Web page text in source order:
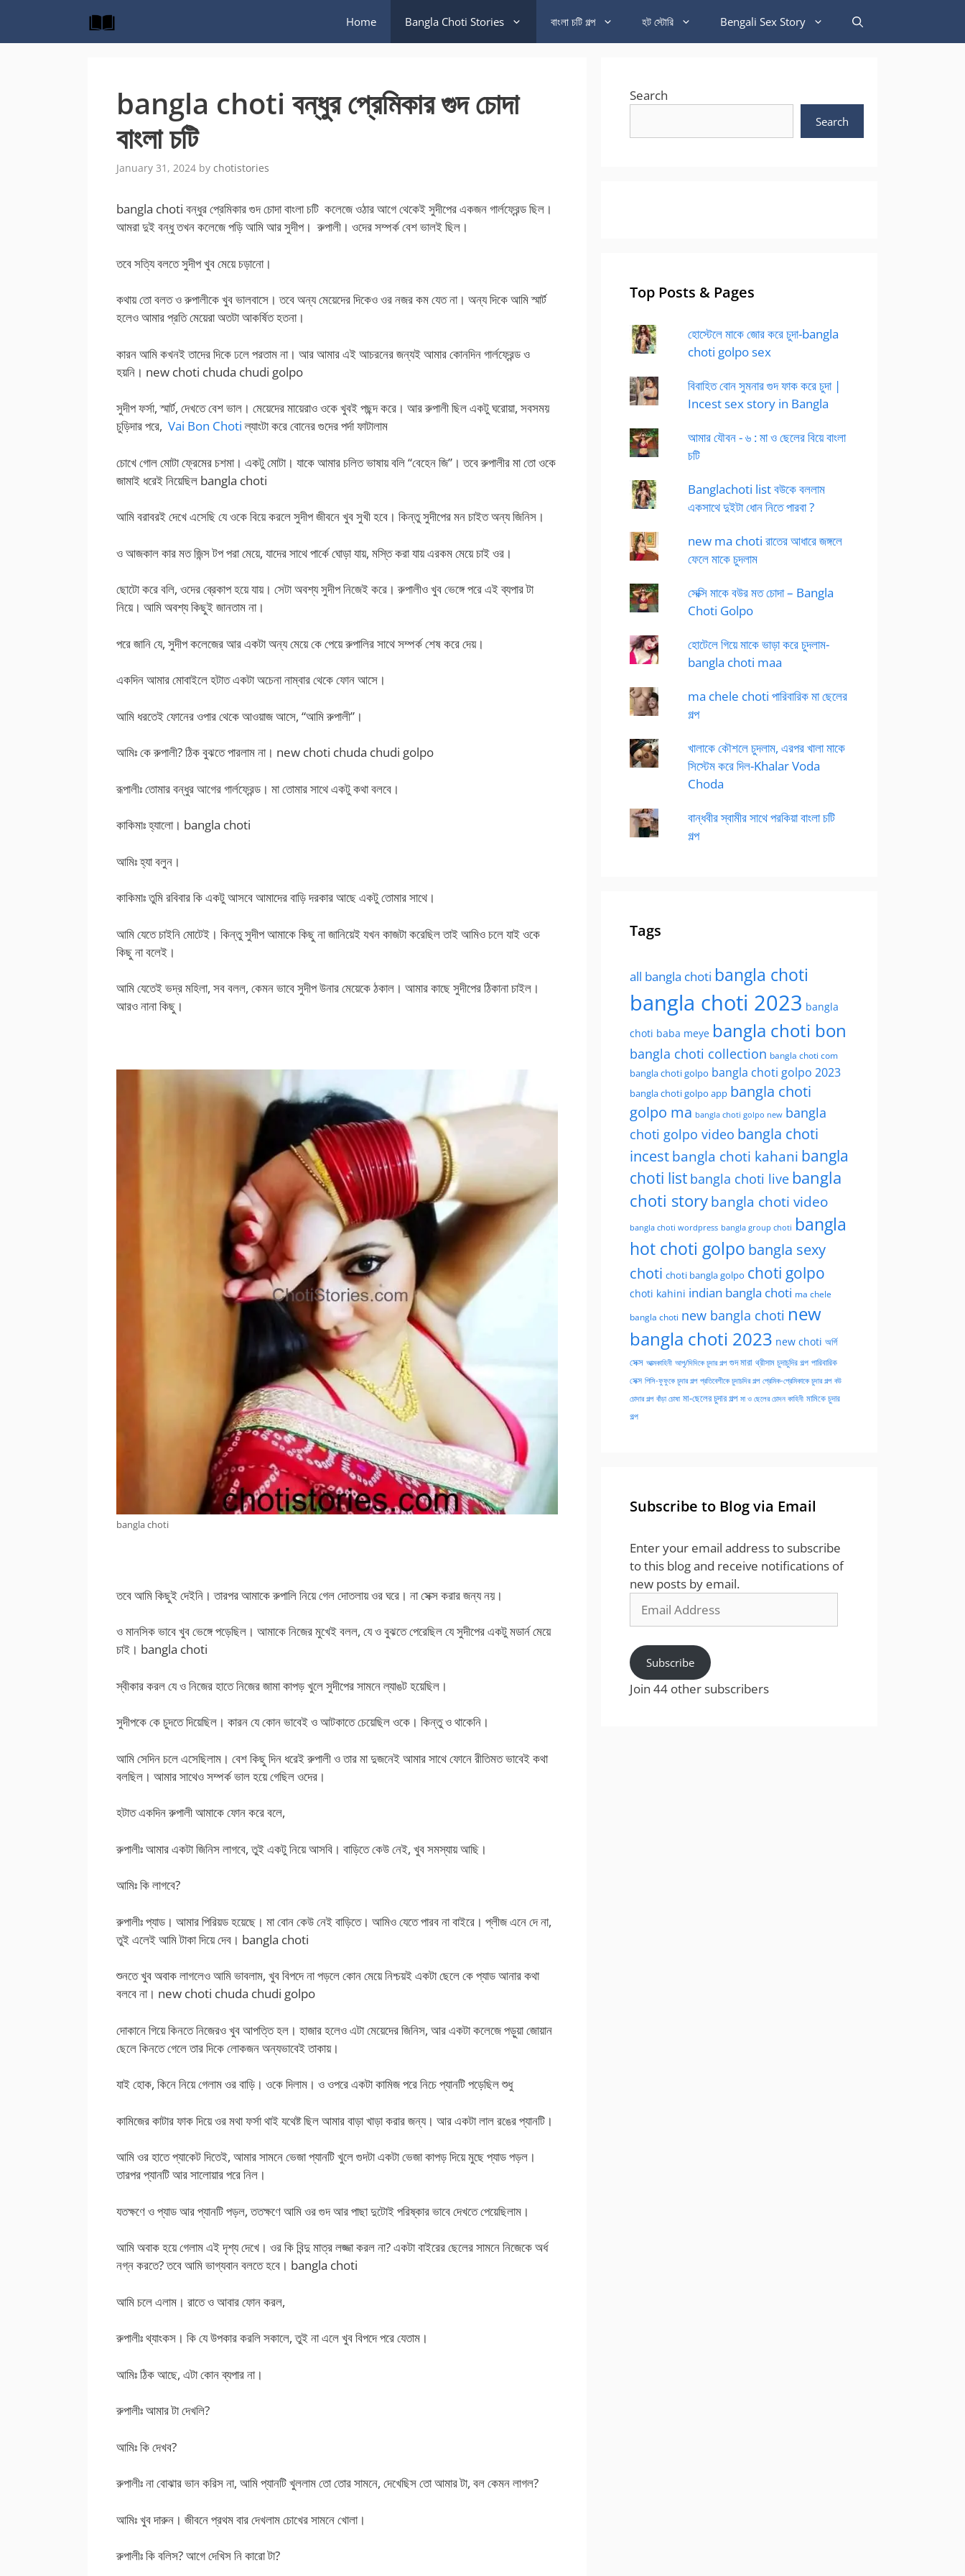
content
Home Bangla Choti Stories বাংলা চটি গল্প হট স্টোরি Bengali Sex Story
bangla choti বন্ধুর প্রেমিকার গুদ চোদা
বাংলা চটি
January 31, 2024 by chotistories
bangla choti বন্ধুর প্রেমিকার গুদ চোদা বাংলা চটি কলেজে ওঠার আগে থেকেই সুদীপের একজন গার্লফ্রেন্ড ছিল।
আমরা দুই বন্ধু তখন কলেজে পড়ি আমি আর সুদীপ। রুপালী। ওদের সম্পর্ক বেশ ভালই ছিল।
তবে সত্যি বলতে সুদীপ খুব মেয়ে চড়ানো।
কথায় তো বলত ও রুপালীকে খুব ভালবাসে। তবে অন্য মেয়েদের দিকেও ওর নজর কম যেত না। অন্য দিকে আমি স্মার্ট
হলেও আমার প্রতি মেয়েরা অতটা আকর্ষিত হতনা।
কারন আমি কখনই তাদের দিকে ঢলে পরতাম না। আর আমার এই আচরনের জন্যই আমার কোনদিন গার্লফ্রেন্ড ও
হয়নি। new choti chuda chudi golpo
সুদীপ ফর্সা, স্মার্ট, দেখতে বেশ ভাল। মেয়েদের মায়েরাও ওকে খুবই পছন্দ করে। আর রুপালী ছিল একটু ঘরোয়া, সবসময়
চুড়িদার পরে, Vai Bon Chotiল্যাংটা করে বোনের গুদের পর্দা ফাটালাম
চোখে গোল মোটা ফ্রেমের চশমা। একটু মোটা। যাকে আমার চলিত ভাষায় বলি “বেহেন জি”। তবে রুপালীর মা তো ওকে
জামাই ধরেই নিয়েছিল bangla choti
আমি বরাবরই দেখে এসেছি যে ওকে বিয়ে করলে সুদীপ জীবনে খুব সুখী হবে। কিন্তু সুদীপের মন চাইত অন্য জিনিস।
ও আজকাল কার মত জিন্স টপ পরা মেয়ে, যাদের সাথে পার্কে ঘোড়া যায়, মস্তি করা যায় এরকম মেয়ে চাই ওর।
ছোটো করে বলি, ওদের ব্রেকাপ হয়ে যায়। সেটা অবশ্য সুদীপ নিজেই করে। রুপালীও খুব ভেঙ্গে পরে এই ব্যপার টা
নিয়ে। আমি অবশ্য কিছুই জানতাম না।
পরে জানি যে, সুদীপ কলেজের আর একটা অন্য মেয়ে কে পেয়ে রুপালির সাথে সম্পর্ক শেষ করে দেয়।
একদিন আমার মোবাইলে হটাত একটা অচেনা নাম্বার থেকে ফোন আসে।
আমি ধরতেই ফোনের ওপার থেকে আওয়াজ আসে, “আমি রুপালী”।
আমিঃ কে রুপালী? ঠিক বুঝতে পারলাম না। new choti chuda chudi golpo
রূপালীঃ তোমার বন্ধুর আগের গার্লফ্রেন্ড। মা তোমার সাথে একটু কথা বলবে।
কাকিমাঃ হ্যালো। bangla choti
আমিঃ হ্যা বলুন।
কাকিমাঃ তুমি রবিবার কি একটু আসবে আমাদের বাড়ি দরকার আছে একটু তোমার সাথে।
আমি যেতে চাইনি মোটেই। কিন্তু সুদীপ আমাকে কিছু না জানিয়েই যখন কাজটা করেছিল তাই আমিও চলে যাই ওকে
কিছু না বলেই।
আমি যেতেই ভদ্র মহিলা, সব বলল, কেমন ভাবে সুদীপ উনার মেয়েকে ঠকাল। আমার কাছে সুদীপের ঠিকানা চাইল।
আরও নানা কিছু।
bangla choti
তবে আমি কিছুই দেইনি। তারপর আমাকে রুপালি নিয়ে গেল দোতলায় ওর ঘরে। না সেক্স করার জন্য নয়।
ও মানসিক ভাবে খুব ভেঙ্গে পড়েছিল। আমাকে নিজের মুখেই বলল, যে ও বুঝতে পেরেছিল যে সুদীপের একটু মডার্ন মেয়ে
চাই। bangla choti
স্বীকার করল যে ও নিজের হাতে নিজের জামা কাপড় খুলে সুদীপের সামনে ল্যাঙট হয়েছিল।
সুদীপকে কে চুদতে দিয়েছিল। কারন যে কোন ভাবেই ও আটকাতে চেয়েছিল ওকে। কিন্তু ও থাকেনি।
আমি সেদিন চলে এসেছিলাম। বেশ কিছু দিন ধরেই রুপালী ও তার মা দুজনেই আমার সাথে ফোনে রীতিমত ভাবেই কথা
বলছিল। আমার সাথেও সম্পর্ক ভাল হয়ে গেছিল ওদের।
হটাত একদিন রুপালী আমাকে ফোন করে বলে,
রুপালীঃ আমার একটা জিনিস লাগবে, তুই একটু নিয়ে আসবি। বাড়িতে কেউ নেই, খুব সমস্যায় আছি।
আমিঃ কি লাগবে?
রুপালীঃ প্যাড। আমার পিরিয়ড হয়েছে। মা বোন কেউ নেই বাড়িতে। আমিও যেতে পারব না বাইরে। প্লীজ এনে দে না,
তুই এলেই আমি টাকা দিয়ে দেব। bangla choti
শুনতে খুব অবাক লাগলেও আমি ভাবলাম, খুব বিপদে না পড়লে কোন মেয়ে নিশ্চয়ই একটা ছেলে কে প্যাড আনার কথা
বলবে না। new choti chuda chudi golpo
দোকানে গিয়ে কিনতে নিজেরও খুব আপত্তি হল। হাজার হলেও এটা মেয়েদের জিনিস, আর একটা কলেজে পড়ুয়া জোয়ান
ছেলে কিনতে গেলে তার দিকে লোকজন অন্যভাবেই তাকায়।
যাই হোক, কিনে নিয়ে গেলাম ওর বাড়ি। ওকে দিলাম। ও ওপরে একটা কামিজ পরে নিচে প্যানটি পড়েছিল শুধু
কামিজের কাটার ফাক দিয়ে ওর মথা ফর্সা থাই যথেষ্ট ছিল আমার বাড়া খাড়া করার জন্য। আর একটা লাল রঙের প্যানটি।
আমি ওর হাতে প্যাকেট দিতেই, আমার সামনে ভেজা প্যানটি খুলে গুদটা একটা ভেজা কাপড় দিয়ে মুছে প্যাড পড়ল।
তারপর প্যানটি আর সালোয়ার পরে নিল।
যতক্ষণে ও প্যাড আর প্যানটি পড়ল, ততক্ষণে আমি ওর গুদ আর পাছা দুটোই পরিষ্কার ভাবে দেখতে পেয়েছিলাম।
আমি অবাক হয়ে গেলাম এই দৃশ্য দেখে। ওর কি বিন্দু মাত্র লজ্জা করল না? একটা বাইরের ছেলের সামনে নিজেকে অর্ধ
নগ্ন করতে? তবে আমি ভাগ্যবান বলতে হবে। bangla choti
আমি চলে এলাম। রাতে ও আবার ফোন করল,
রুপালীঃ থ্যাংকস। কি যে উপকার করলি সকালে, তুই না এলে খুব বিপদে পরে যেতাম।
আমিঃ ঠিক আছে, এটা কোন ব্যপার না।
রুপালীঃ আমার টা দেখলি?
আমিঃ কি দেখব?
রুপালীঃ না বোঝার ভান করিস না, আমি প্যানটি খুললাম তো তোর সামনে, দেখেছিস তো আমার টা, বল কেমন লাগল?
আমিঃ খুব দারুন। জীবনে প্রথম বার দেখলাম চোখের সামনে খোলা।
রুপালীঃ কি বলিস? আগে দেখিস নি কারো টা?
Search
Search
Top Posts & Pages
হোস্টেলে মাকে জোর করে চুদা-bangla
choti golpo sex
বিবাহিত বোন সুমনার গুদ ফাক করে চুদা |
Incest sex story in Bangla
আমার যৌবন - ৬ : মা ও ছেলের বিয়ে বাংলা
চটি
Banglachoti list বউকে বললাম
একসাথে দুইটা ধোন নিতে পারবা ?
new ma choti রাতের আধারে জঙ্গলে
ফেলে মাকে চুদলাম
সেক্সি মাকে বউর মত চোদা – Bangla
Choti Golpo
হোটেলে গিয়ে মাকে ভাড়া করে চুদলাম-
bangla choti maa
ma chele choti পারিবারিক মা ছেলের
গল্প
খালাকে কৌশলে চুদলাম, এরপর খালা মাকে
সিস্টেম করে দিল-Khalar Voda
Choda
বান্ধবীর স্বামীর সাথে পরকিয়া বাংলা চটি
গল্প
Tags
all bangla choti bangla choti
bangla choti 2023 bangla
choti baba meye bangla choti bon
bangla choti collection bangla choti com
bangla choti golpo bangla choti golpo 2023
bangla choti golpo app bangla choti
golpo ma bangla choti golpo new bangla
choti golpo video bangla choti
incestbangla choti kahani bangla
choti list bangla choti live bangla
choti storybangla choti video
bangla choti wordpress bangla group choti bangla
hot choti golpo bangla sexy
choti choti bangla golpo choti golpo
choti kahini indian bangla choti ma chele
bangla choti new bangla choti new
bangla choti 2023 new choti অর্গি
সেক্স আত্মকাহিনী আপু/দিদিকে চুদার গল্প গুদ মারা থ্রীসাম চুদাচুদির গল্প পারিবারিক
সেক্স পিসি-ফুফুকে চুদার গল্প প্রতিবেশীকে চুদাচদির গল্প প্রেমিক-প্রেমিকাকে চুদার গল্প বউ
চোদার গল্প বাঁড়া চোষা মা-ছেলের চুদার গল্প মা ও ছেলের চোদন কাহিনী মামিকে চুদার
গল্প
Subscribe to Blog via Email
Enter your email address to subscribe
to this blog and receive notifications of
new posts by email.
Address
Subscribe
Join 44 other subscribers